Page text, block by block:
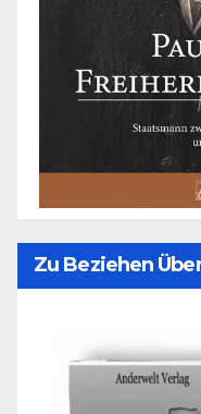
Zu Beziehen